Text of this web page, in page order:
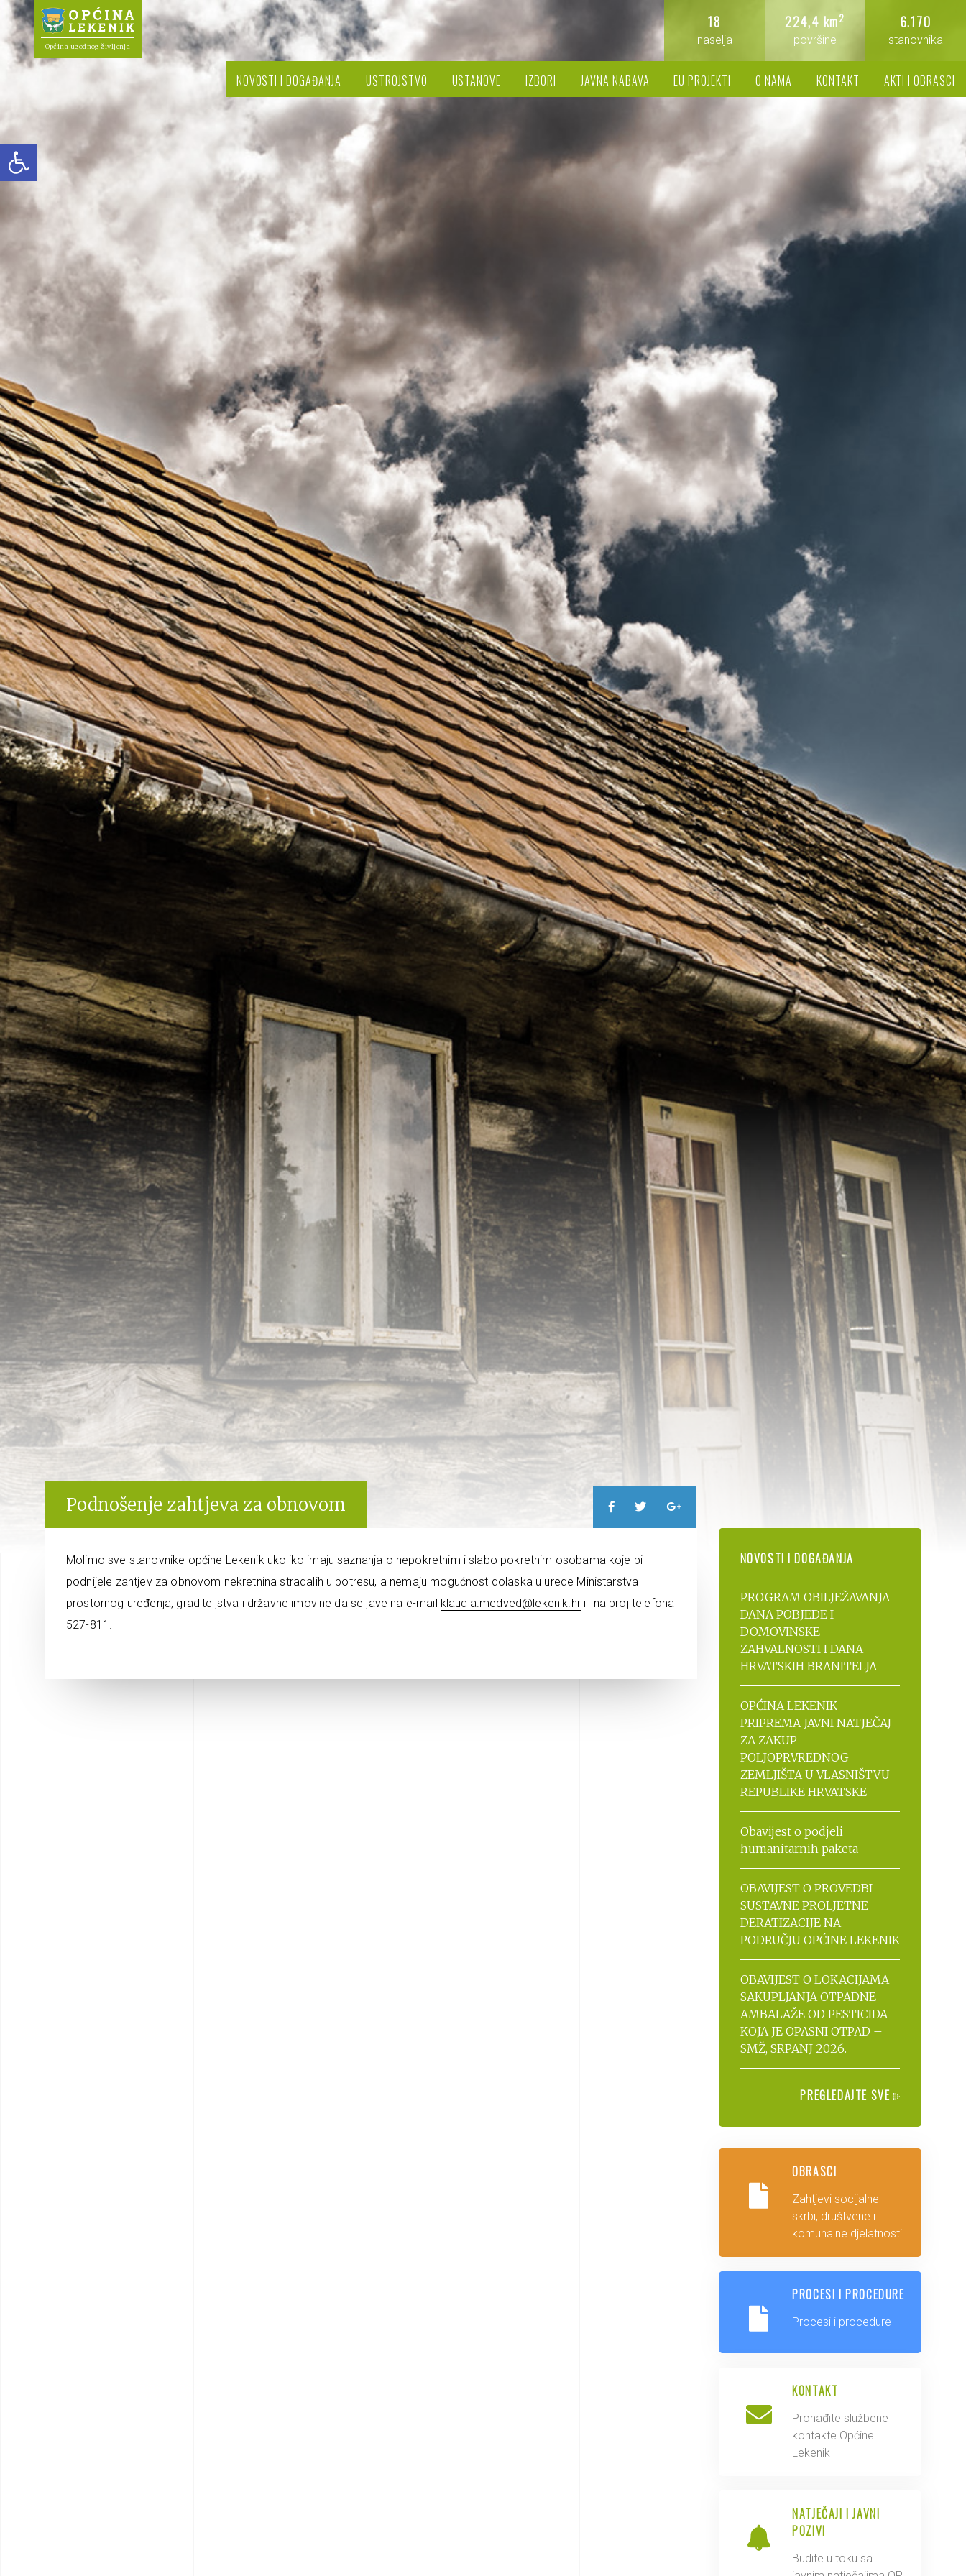
Open toolbar
Općina ugodnog življenja
6.170
stanovnika
224,4 km2
površine
18
naselja
NOVOSTI I DOGAĐANJA USTROJSTVO USTANOVE IZBORI JAVNA NABAVA EU PROJEKTI O NAMA KONTAKT AKTI I OBRASCI
Podnošenje zahtjeva za obnovom
Molimo sve stanovnike općine Lekenik ukoliko imaju saznanja o nepokretnim i slabo pokretnim osobama koje bi
podnijele zahtjev za obnovom nekretnina stradalih u potresu, a nemaju mogućnost dolaska u urede Ministarstva
prostornog uređenja, graditeljstva i državne imovine da se jave na e-mail klaudia.medved@lekenik.hrili na broj telefona
527-811.
NOVOSTI I DOGAĐANJA
PROGRAM OBILJEŽAVANJA
DANA POBJEDE I
DOMOVINSKE
ZAHVALNOSTI I DANA
HRVATSKIH BRANITELJA
OPĆINA LEKENIK
PRIPREMA JAVNI NATJEČAJ
ZA ZAKUP
POLJOPRVREDNOG
ZEMLJIŠTA U VLASNIŠTVU
REPUBLIKE HRVATSKE
Obavijest o podjeli
humanitarnih paketa
OBAVIJEST O PROVEDBI
SUSTAVNE PROLJETNE
DERATIZACIJE NA
PODRUČJU OPĆINE LEKENIK
OBAVIJEST O LOKACIJAMA
SAKUPLJANJA OTPADNE
AMBALAŽE OD PESTICIDA
KOJA JE OPASNI OTPAD –
SMŽ, SRPANJ 2026.
PREGLEDAJTE SVE
OBRASCI
Zahtjevi socijalne
skrbi, društvene i
komunalne djelatnosti
PROCESI I PROCEDURE
Procesi i procedure
KONTAKT
Pronađite službene
kontakte Općine
Lekenik
NATJEČAJI I JAVNI
POZIVI
Budite u toku sa